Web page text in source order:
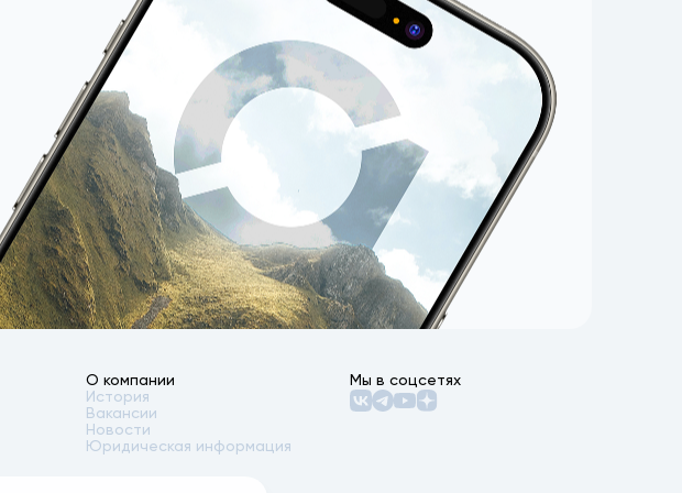
О компании
История
Вакансии
Новости
Юридическая информация
Мы в соцсетях